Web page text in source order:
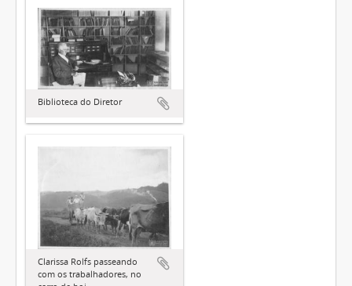
Biblioteca do Diretor
Clarissa Rolfs passeando
com os trabalhadores, no